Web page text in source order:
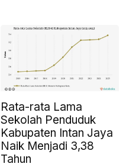
Rata-rata Lama
Sekolah Penduduk
Kabupaten Intan Jaya
Naik Menjadi 3,38
Tahun